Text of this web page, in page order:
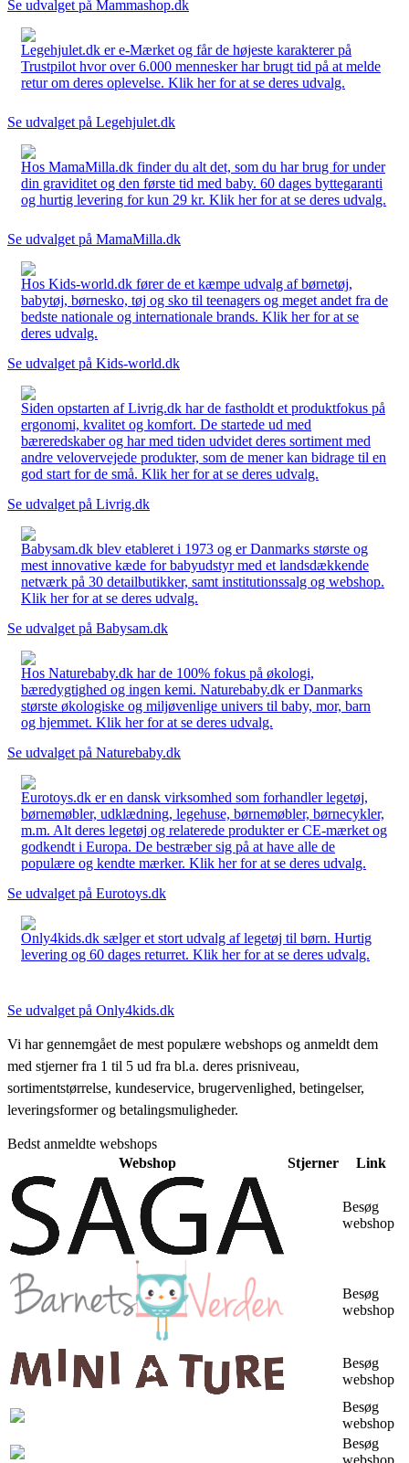
Se udvalget på Mammashop.dk
Legehjulet.dk er e-Mærket og får de højeste karakterer på
Trustpilot hvor over 6.000 mennesker har brugt tid på at melde
retur om deres oplevelse. Klik her for at se deres udvalg.
Se udvalget på Legehjulet.dk
Hos MamaMilla.dk finder du alt det, som du har brug for under
din graviditet og den første tid med baby. 60 dages byttegaranti
og hurtig levering for kun 29 kr. Klik her for at se deres udvalg.
Se udvalget på MamaMilla.dk
Hos Kids-world.dk fører de et kæmpe udvalg af børnetøj,
babytøj, børnesko, tøj og sko til teenagers og meget andet fra de
bedste nationale og internationale brands. Klik her for at se
deres udvalg.
Se udvalget på Kids-world.dk
Siden opstarten af Livrig.dk har de fastholdt et produktfokus på
ergonomi, kvalitet og komfort. De startede ud med
bæreredskaber og har med tiden udvidet deres sortiment med
andre velovervejede produkter, som de mener kan bidrage til en
god start for de små. Klik her for at se deres udvalg.
Se udvalget på Livrig.dk
Babysam.dk blev etableret i 1973 og er Danmarks største og
mest innovative kæde for babyudstyr med et landsdækkende
netværk på 30 detailbutikker, samt institutionssalg og webshop.
Klik her for at se deres udvalg.
Se udvalget på Babysam.dk
Hos Naturebaby.dk har de 100% fokus på økologi,
bæredygtighed og ingen kemi. Naturebaby.dk er Danmarks
største økologiske og miljøvenlige univers til baby, mor, barn
og hjemmet. Klik her for at se deres udvalg.
Se udvalget på Naturebaby.dk
Eurotoys.dk er en dansk virksomhed som forhandler legetøj,
børnemøbler, udklædning, legehuse, børnemøbler, børnecykler,
m.m. Alt deres legetøj og relaterede produkter er CE-mærket og
godkendt i Europa. De bestræber sig på at have alle de
populære og kendte mærker. Klik her for at se deres udvalg.
Se udvalget på Eurotoys.dk
Only4kids.dk sælger et stort udvalg af legetøj til børn. Hurtig
levering og 60 dages returret. Klik her for at se deres udvalg.
Se udvalget på Only4kids.dk
Vi har gennemgået de mest populære webshops og anmeldt dem
med stjerner fra 1 til 5 ud fra bl.a. deres prisniveau,
sortimentstørrelse, kundeservice, brugervenlighed, betingelser,
leveringsformer og betalingsmuligheder.
Bedst anmeldte webshops
Webshop
Stjerner Link
Besøg
webshop
Besøg
webshop
Besøg
webshop
Besøg
webshop
Besøg
webshop